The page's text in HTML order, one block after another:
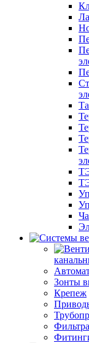
Зонты
Крепеж
Фильтра